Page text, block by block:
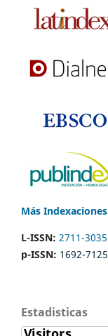
Más Indexaciones
L-ISSN: 2711-3035
p-ISSN: 1692-7125
Estadisticas